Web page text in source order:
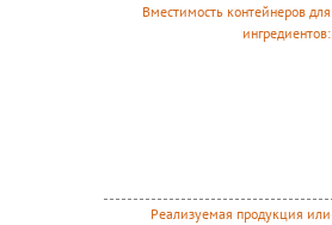
Вместимость контейнеров для
ингредиентов:
Реализуемая продукция или